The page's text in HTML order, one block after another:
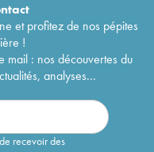
et profitez de nos pépites
!
mail : nos découvertes du
analyses...
recevoir des